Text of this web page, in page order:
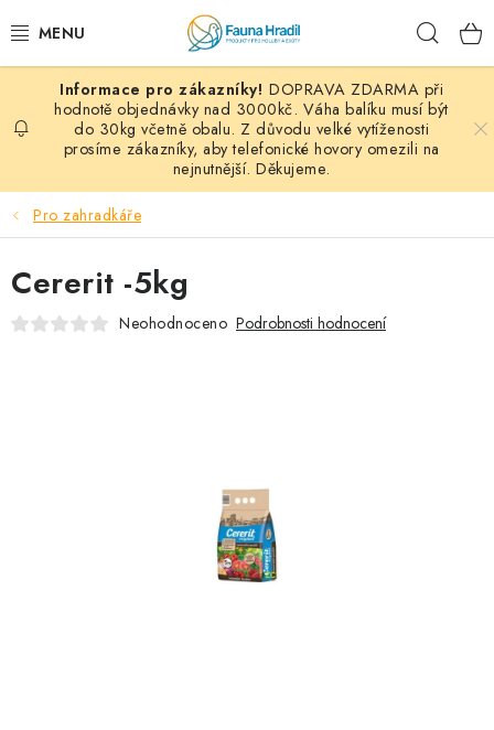
na
PAPOUŠCI A EXOTI
ZRNINY A OBILOVINY
MDM KRMIVA
KONTAKT
DOPRAVA ZDARMA při
hodnotě objednávky nad 3000kč. Váha balíku musí být
do 30kg včetně obalu. Z důvodu velké vytíženosti
prosíme zákazníky, aby telefonické hovory omezili na
nejnutnější. Děkujeme.
Pro zahradkáře
Cererit -5kg
Neohodnoceno Podrobnosti hodnocení